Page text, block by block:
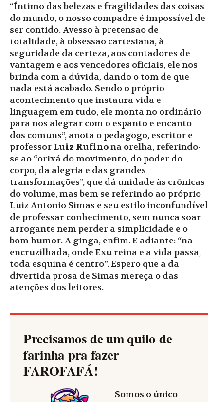
“Íntimo das belezas e fragilidades das coisas
do mundo, o nosso compadre é impossível de
ser contido. Avesso à pretensão de
totalidade, à obsessão cartesiana, à
seguridade da certeza, aos contadores de
vantagem e aos vencedores oficiais, ele nos
brinda com a dúvida, dando o tom de que
nada está acabado. Sendo o próprio
acontecimento que instaura vida e
linguagem em tudo, ele monta no ordinário
para nos alegrar com o espanto e encanto
dos comuns”, anota o pedagogo, escritor e
professor Luiz Rufinona orelha, referindo-
se ao “orixá do movimento, do poder do
corpo, da alegria e das grandes
transformações”, que dá unidade às crônicas
do volume, mas bem se referindo ao próprio
Luiz Antonio Simas e seu estilo inconfundível
de professar conhecimento, sem nunca soar
arrogante nem perder a simplicidade e o
bom humor. A ginga, enfim. E adiante: “na
encruzilhada, onde Exu reina e a vida passa,
toda esquina é centro”. Espero que a da
divertida prosa de Simas mereça o das
atenções dos leitores.
Precisamos de um quilo de
farinha pra fazer
FAROFAFÁ!
Somos o único